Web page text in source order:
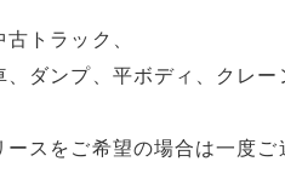
トラック、
ダンプ、平ボディ、クレ
スをご希望の場合は一度ご